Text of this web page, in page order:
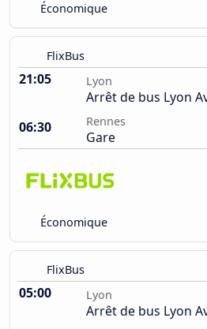
Économique
FlixBus
21:05 Lyon
Arrêt de bus Lyon
06:30
Rennes
Gare
Économique
FlixBus
05:00 Lyon
Arrêt de bus Lyon